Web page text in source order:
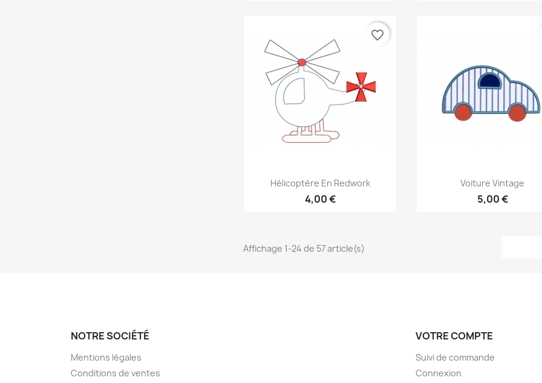
Aperçu rapide
Hélicoptère En Redwork
4,00 €
favorite_border
Aperçu rapide
Voiture Vintage
5,00 €
Affichage 1-24 de 57 article(s)
NOTRE SOCIÉTÉ
Mentions légales
Conditions de ventes
VOTRE COMPTE
Suivi de commande
Connexion